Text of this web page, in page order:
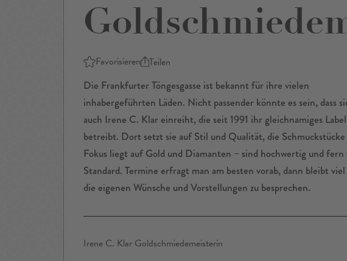
Favorisieren Teilen
Die Frankfurter Töngesgasse ist bekannt für ihre vielen
inhabergeführten Läden. Nicht passender könnte es sein, dass
auch Irene C. Klar einreiht, die seit 1991 ihr gleichnamiges Label
betreibt. Dort setzt sie auf Stil und Qualität, die
Fokus liegt auf Gold und Diamanten – sind hochwertig und fern
Standard. Termine erfragt man am besten vorab, dann bleibt
die eigenen Wünsche und Vorstellungen zu besprechen.
Irene C. Klar Goldschmiedemeisterin